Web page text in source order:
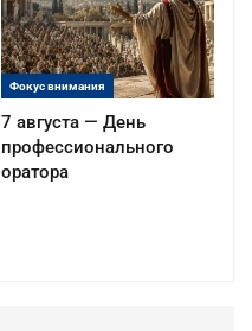
Фокус внимания
7 августа — День
профессионального
оратора